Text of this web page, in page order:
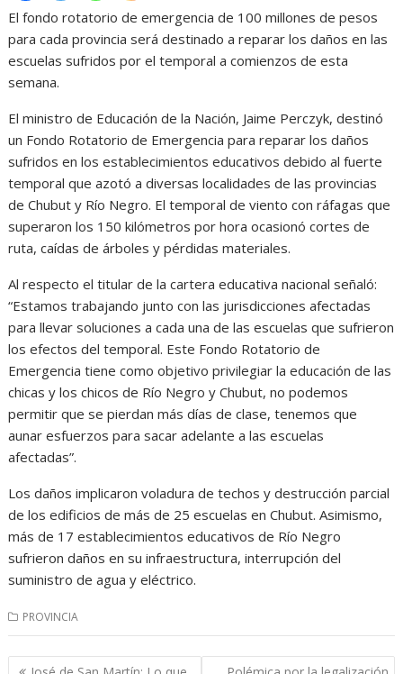
El fondo rotatorio de emergencia de 100 millones de pesos
para cada provincia será destinado a reparar los daños en las
escuelas sufridos por el temporal a comienzos de esta
semana.
El ministro de Educación de la Nación, Jaime Perczyk, destinó
un Fondo Rotatorio de Emergencia para reparar los daños
sufridos en los establecimientos educativos debido al fuerte
temporal que azotó a diversas localidades de las provincias
de Chubut y Río Negro. El temporal de viento con ráfagas que
superaron los 150 kilómetros por hora ocasionó cortes de
ruta, caídas de árboles y pérdidas materiales.
Al respecto el titular de la cartera educativa nacional señaló:
“Estamos trabajando junto con las jurisdicciones afectadas
para llevar soluciones a cada una de las escuelas que sufrieron
los efectos del temporal. Este Fondo Rotatorio de
Emergencia tiene como objetivo privilegiar la educación de las
chicas y los chicos de Río Negro y Chubut, no podemos
permitir que se pierdan más días de clase, tenemos que
aunar esfuerzos para sacar adelante a las escuelas
afectadas”.
Los daños implicaron voladura de techos y destrucción parcial
de los edificios de más de 25 escuelas en Chubut. Asimismo,
más de 17 establecimientos educativos de Río Negro
sufrieron daños en su infraestructura, interrupción del
suministro de agua y eléctrico.
PROVINCIA
Navegación